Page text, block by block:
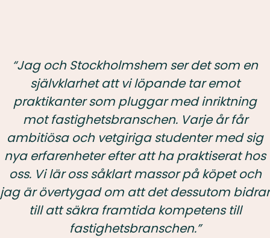
“Jag och Stockholmshem ser det som en
självklarhet att vi löpande tar emot
praktikanter som pluggar med inriktning
mot fastighetsbranschen. Varje år får
ambitiösa och vetgiriga studenter med sig
nya erfarenheter efter att ha praktiserat hos
oss. Vi lär oss såklart massor på köpet och
jag är övertygad om att det dessutom bidrar
till att säkra framtida kompetens till
fastighetsbranschen.”